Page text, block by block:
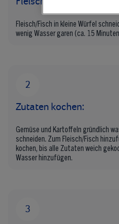
Fleisch/Fisch in kleine Würfel
wenig Wasser garen (ca. 15
Zutaten kochen:
Gemüse und Kartoffeln gründlich
schneiden. Zum Fleisch/Fisch
kochen, bis alle Zutaten weich
Wasser hinzufügen.